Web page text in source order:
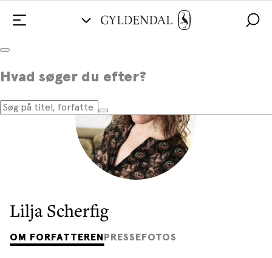
Hvad søger du efter?
Lilja Scherfig
OM FORFATTERENPRESSEFOTOS